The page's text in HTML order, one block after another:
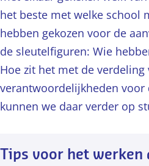
het beste met welke school
hebben gekozen voor de
de sleutelfiguren: Wie
Hoe zit het met de verdeling
verantwoordelijkheden voor
kunnen we daar verder op
Tips voor het werken